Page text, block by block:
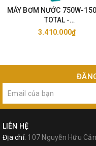
MÁY BƠM NƯỚC 750W-
TOTAL -
TWP47506/11006/15006
3.410.000₫
LIÊN HỆ
Địa chỉ: 107 Nguyễn Hữu